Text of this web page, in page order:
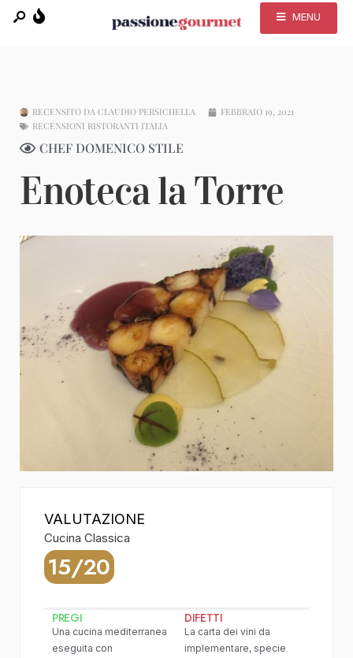
MENU
RECENSITO DA CLAUDIO PERSICHELLA
FEBBRAIO 19, 2021
RECENSIONI RISTORANTI ITALIA
CHEF DOMENICO STILE
Enoteca la Torre
VALUTAZIONE
Cucina Classica
15/20
PREGI
Una cucina mediterranea
eseguita con
DIFETTI
La carta dei vini da
implementare, specie